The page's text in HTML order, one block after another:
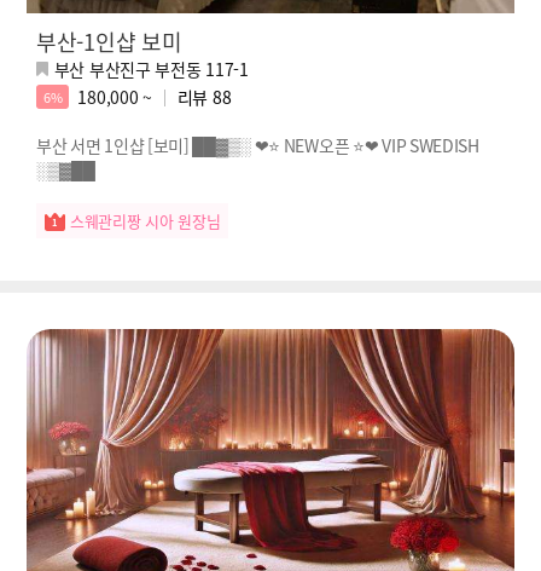
부산-1인샵 보미
부산 부산진구 부전동 117-1
6% 180,000 ~ 리뷰 88
부산 서면 1인샵 [보미] ██▓▒░ ❤⭐ NEW오픈 ⭐❤ VIP SWEDISH
░▒▓██
스웨관리짱 시아 원장님